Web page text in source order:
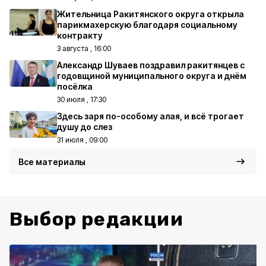
Жительница Ракитянского округа открыла
парикмахерскую благодаря социальному
контракту
3 августа , 16:00
Александр Шуваев поздравил ракитянцев с
годовщиной муниципального округа и днём
посёлка
30 июля , 17:30
Здесь заря по-особому алая, и всё трогает
душу до слез
31 июля , 09:00
Все материалы
Выбор редакции